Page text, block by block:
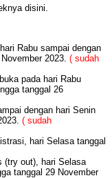
disini.
Rabu sampai dengan
2023. ( sudah
pada hari Rabu
tanggal 26
dengan hari Senin
( sudah
hari Selasa tanggal
(try out), hari Selasa
tanggal 29 November